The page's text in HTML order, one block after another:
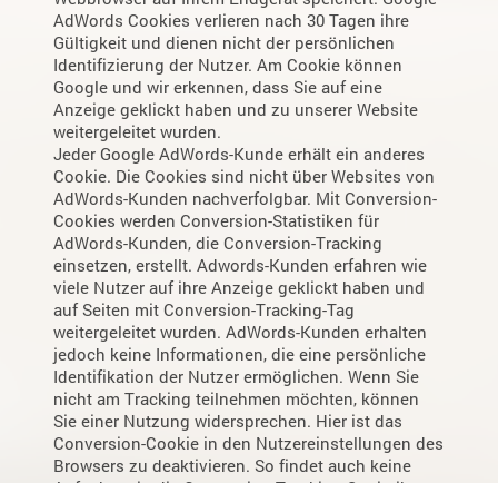
AdWords Cookies verlieren nach 30 Tagen ihre
Gültigkeit und dienen nicht der persönlichen
Identifizierung der Nutzer. Am Cookie können
Google und wir erkennen, dass Sie auf eine
Anzeige geklickt haben und zu unserer Website
weitergeleitet wurden.
Jeder Google AdWords-Kunde erhält ein anderes
Cookie. Die Cookies sind nicht über Websites von
AdWords-Kunden nachverfolgbar. Mit Conversion-
Cookies werden Conversion-Statistiken für
AdWords-Kunden, die Conversion-Tracking
einsetzen, erstellt. Adwords-Kunden erfahren wie
viele Nutzer auf ihre Anzeige geklickt haben und
auf Seiten mit Conversion-Tracking-Tag
weitergeleitet wurden. AdWords-Kunden erhalten
jedoch keine Informationen, die eine persönliche
Identifikation der Nutzer ermöglichen. Wenn Sie
nicht am Tracking teilnehmen möchten, können
Sie einer Nutzung widersprechen. Hier ist das
Conversion-Cookie in den Nutzereinstellungen des
Browsers zu deaktivieren. So findet auch keine